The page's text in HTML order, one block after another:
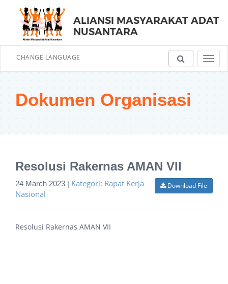
ALIANSI MASYARAKAT ADAT
NUSANTARA
CHANGE LANGUAGE
Dokumen Organisasi
Resolusi Rakernas AMAN VII
Download File
24 March 2023 | Kategori: Rapat Kerja
Nasional
Resolusi Rakernas AMAN VII